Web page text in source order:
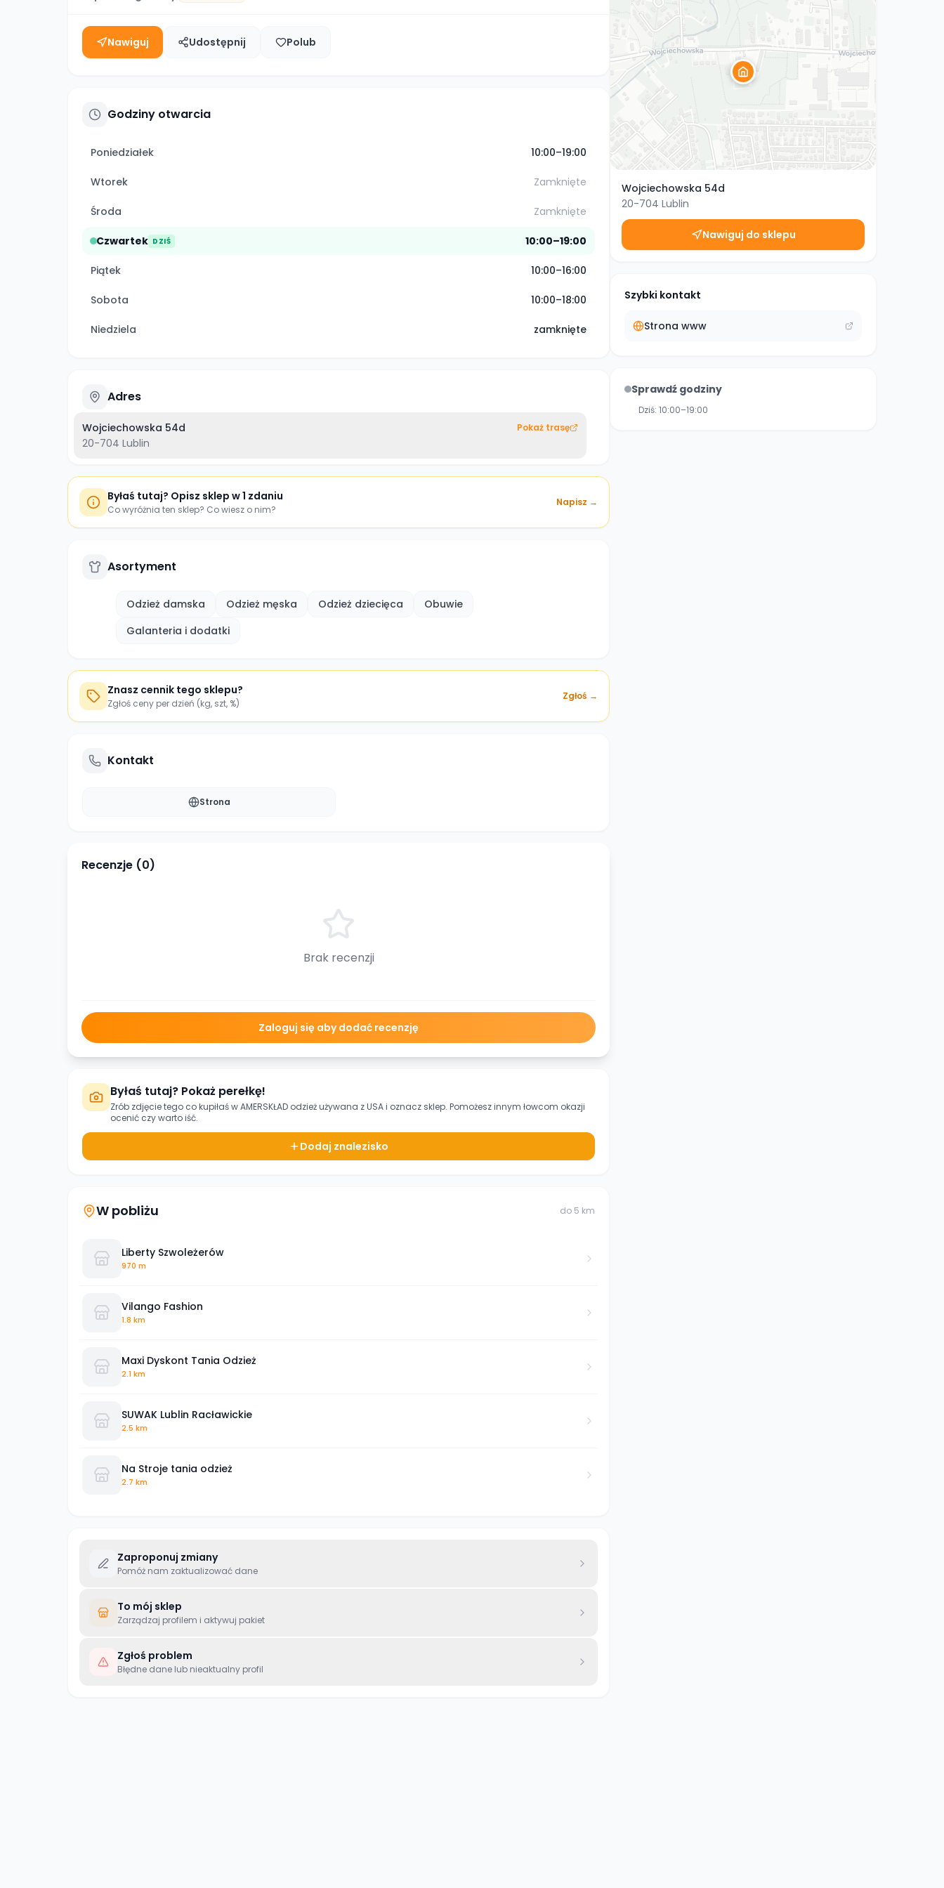
Nawiguj Udostępnij Polub
Godziny otwarcia
Poniedziałek 10:00–19:00
Wtorek Zamknięte
Środa Zamknięte
Czwartek DZIŚ 10:00–19:00
Piątek 10:00–16:00
Sobota 10:00–18:00
Niedziela zamknięte
Adres
Wojciechowska 54d
20-704 Lublin
Pokaż trasę
Byłaś tutaj? Opisz sklep w 1 zdaniu
Co wyróżnia ten sklep? Co wiesz o nim?
Napisz →
Asortyment
Odzież damska Odzież męska Odzież dziecięca
Obuwie
Galanteria i dodatki
Znasz cennik tego sklepu?
Zgłoś ceny per dzień (kg, szt, %)
Zgłoś →
Kontakt
Strona
Recenzje (0)
Brak recenzji
Zaloguj się aby dodać recenzję
Byłaś tutaj? Pokaż perełkę!
Zrób zdjęcie tego co kupiłaś wAMERSKŁAD odzież używana z USAi oznacz sklep. Pomożesz innym łowcom okazji
ocenić czy warto iść.
Dodaj znalezisko
W pobliżu do 5 km
Liberty Szwoleżerów
970 m
Vilango Fashion
1.8 km
Maxi Dyskont Tania Odzież
2.1 km
SUWAK Lublin Racławickie
2.5 km
Na Stroje tania odzież
2.7 km
Zaproponuj zmiany
Pomóż nam zaktualizować dane
To mój sklep
Zarządzaj profilem i aktywuj pakiet
Zgłoś problem
Błędne dane lub nieaktualny profil
Wojciechowska 54d
20-704 Lublin
Nawiguj do sklepu
Szybki kontakt
Strona www
Sprawdź godziny
Dziś: 10:00–19:00